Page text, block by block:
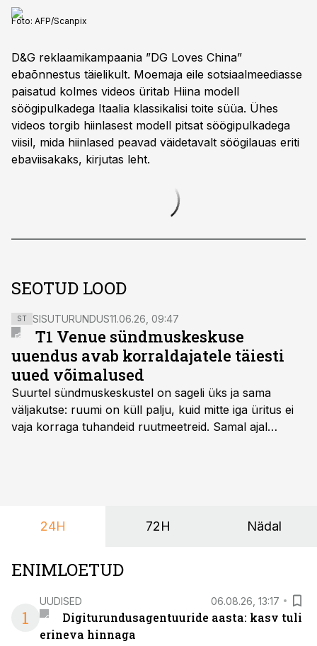
Foto: AFP/Scanpix
D&G reklaamikampaania ”DG Loves China”
ebaõnnestus täielikult. Moemaja eile sotsiaalmeediasse
paisatud kolmes videos üritab Hiina modell
söögipulkadega Itaalia klassikalisi toite süüa. Ühes
videos torgib hiinlasest modell pitsat söögipulkadega
viisil, mida hiinlased peavad väidetavalt söögilauas eriti
ebaviisakaks, kirjutas leht.
SEOTUD LOOD
ST SISUTURUNDUS11.06.26, 09:47
T1 Venue sündmuskeskuse
uuendus avab korraldajatele täiesti
uued võimalused
Suurtel sündmuskeskustel on sageli üks ja sama
väljakutse: ruumi on küll palju, kuid mitte iga üritus ei
vaja korraga tuhandeid ruutmeetreid. Samal ajal
nendele vajadustele vastanud uuendusega, mis pakub
24H 72H Nädal
ENIMLOETUD
1
UUDISED 06.08.26, 13:17
Digiturundusagentuuride aasta: kasv tuli
erineva hinnaga